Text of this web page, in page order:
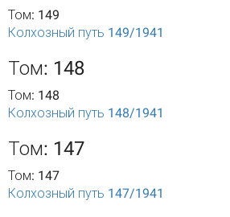
Том: 149
Колхозный путь 149/1941
Том: 148
Том: 148
Колхозный путь 148/1941
Том: 147
Том: 147
Колхозный путь 147/1941